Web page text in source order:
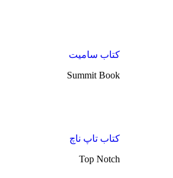
کتاب سامیت
Summit Book
کتاب تاپ ناچ
Top Notch